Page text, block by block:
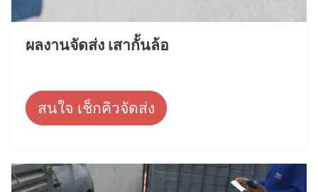
ผลงานจัดส่ง เสากั้นล้อ
สนใจ เช็กคิวจัดส่ง